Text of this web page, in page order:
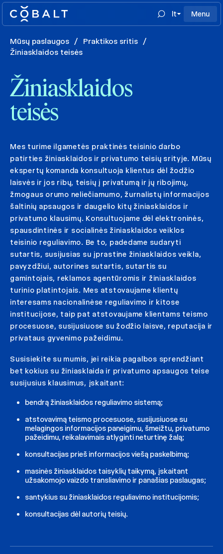
lt Menu
Mūsų paslaugos / Praktikos sritis /
Žiniasklaidos teisės
Žiniasklaidos
teisės
Mes turime ilgametės praktinės teisinio darbo
patirties žiniasklaidos ir privatumo teisių srityje. Mūsų
ekspertų komanda konsultuoja klientus dėl žodžio
laisvės ir jos ribų, teisių į privatumą ir jų ribojimų,
žmogaus orumo neliečiamumo, žurnalistų informacijos
šaltinių apsaugos ir daugelio kitų žiniasklaidos ir
privatumo klausimų. Konsultuojame dėl elektroninės,
spausdintinės ir socialinės žiniasklaidos veiklos
teisinio reguliavimo. Be to, padedame sudaryti
sutartis, susijusias su įprastine žiniasklaidos veikla,
pavyzdžiui, autorines sutartis, sutartis su
gamintojais, reklamos agentūromis ir žiniasklaidos
turinio platintojais. Mes atstovaujame klientų
interesams nacionalinėse reguliavimo ir kitose
institucijose, taip pat atstovaujame klientams teismo
procesuose, susijusiuose su žodžio laisve, reputacija ir
privataus gyvenimo pažeidimu.
Susisiekite su mumis, jei reikia pagalbos sprendžiant
bet kokius su žiniasklaida ir privatumo apsaugos teise
susijusius klausimus, įskaitant:
bendrą žiniasklaidos reguliavimo sistemą;
atstovavimą teismo procesuose, susijusiuose su
melagingos informacijos paneigimu, šmeižtu, privatumo
pažeidimu, reikalavimais atlyginti neturtinę žalą;
konsultacijas prieš informacijos viešą paskelbimą;
masinės žiniasklaidos taisyklių taikymą, įskaitant
užsakomojo vaizdo transliavimo ir panašias paslaugas;
santykius su žiniasklaidos reguliavimo institucijomis;
konsultacijas dėl autorių teisių.